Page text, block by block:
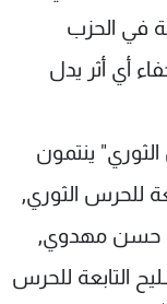
في الحزب
أي أثر يدل
ينتمون
للحرس الثوري,
حسن مهدوي,
التابعة للحرس